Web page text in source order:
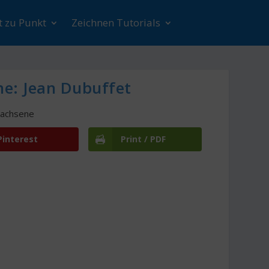
zu Punkt Zeichnen Tutorials
Jean Dubuffet
Print / PDF